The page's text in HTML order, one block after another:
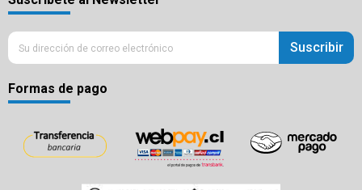
Suscribir
Formas de pago